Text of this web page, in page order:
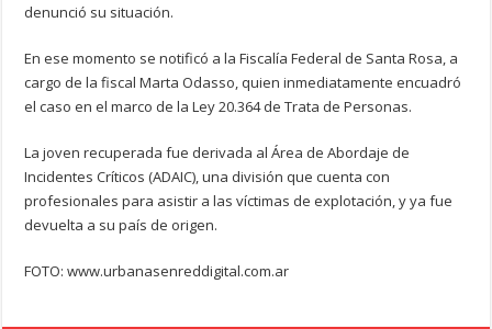
denunció su situación.
En ese momento se notificó a la Fiscalía Federal de Santa Rosa, a
cargo de la fiscal Marta Odasso, quien inmediatamente encuadró
el caso en el marco de la Ley 20.364 de Trata de Personas.
La joven recuperada fue derivada al Área de Abordaje de
Incidentes Críticos (ADAIC), una división que cuenta con
profesionales para asistir a las víctimas de explotación, y ya fue
devuelta a su país de origen.
FOTO: www.urbanasenreddigital.com.ar